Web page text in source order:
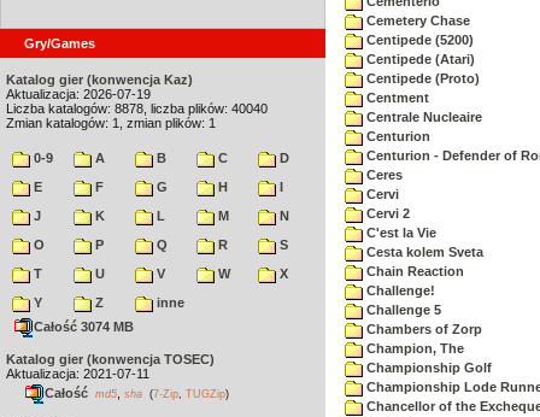
Gry/Games
Katalog gier (konwencja Kaz)
Aktualizacja: 2026-07-19
Liczba katalogów: 8878, liczba plików: 40040
Zmian katalogów: 1, zmian plików: 1
0-9 A B C
D
E
F G H
I
J
K L M
N
O
P Q R
S
T
U V W
X
Y
Z
inne
Całość 3074 MB
Katalog gier (konwencja TOSEC)
Aktualizacja: 2021-07-11
Całość md5 sha (7-Zip TUGZip)
Cemetery Chase
Centipede (5200)
Centipede (Atari)
Centipede (Proto)
Centment
Centrale Nucleaire
Centurion
Centurion - Defender of
Ceres
Cervi
Cervi 2
C'est la Vie
Cesta kolem Sveta
Chain Reaction
Challenge!
Challenge 5
Chambers of Zorp
Champion, The
Championship Golf
Championship Lode
Chancellor of the